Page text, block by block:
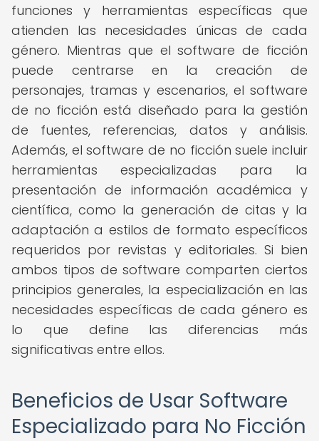
funciones y herramientas específicas que
atienden las necesidades únicas de cada
género. Mientras que el software de ficción
puede centrarse en la creación de
personajes, tramas y escenarios, el software
de no ficción está diseñado para la gestión
de fuentes, referencias, datos y análisis.
Además, el software de no ficción suele incluir
herramientas especializadas para la
presentación de información académica y
científica, como la generación de citas y la
adaptación a estilos de formato específicos
requeridos por revistas y editoriales. Si bien
ambos tipos de software comparten ciertos
principios generales, la especialización en las
necesidades específicas de cada género es
lo que define las diferencias más
significativas entre ellos.
Beneficios de Usar Software
Especializado para No Ficción